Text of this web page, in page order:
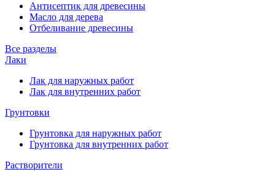
Антисептик для древесины
Масло для дерева
Отбеливание древесины
Все разделы
Лаки
Лак для наружных работ
Лак для внутренних работ
Грунтовки
Грунтовка для наружных работ
Грунтовка для внутренних работ
Растворители